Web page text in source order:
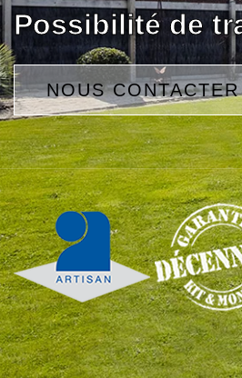
Possibilité de
NOUS CONTACTER